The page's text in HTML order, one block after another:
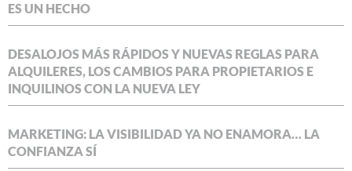
ES UN HECHO
DESALOJOS MÁS RÁPIDOS Y NUEVAS REGLAS PARA
ALQUILERES, LOS CAMBIOS PARA PROPIETARIOS E
INQUILINOS CON LA NUEVA LEY
MARKETING: LA VISIBILIDAD YA NO ENAMORA… LA
CONFIANZA SÍ